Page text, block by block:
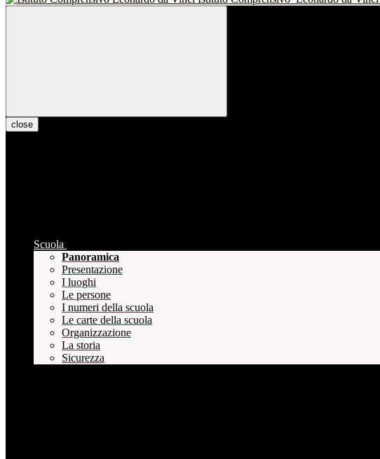
close
Scuola
Panoramica
Presentazione
I luoghi
Le persone
I numeri della scuola
Le carte della scuola
Organizzazione
La storia
Sicurezza